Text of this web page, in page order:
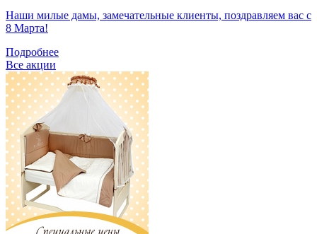
Наши милые дамы, замечательные клиенты, поздравляем вас с
8 Марта!
Подробнее
Все акции